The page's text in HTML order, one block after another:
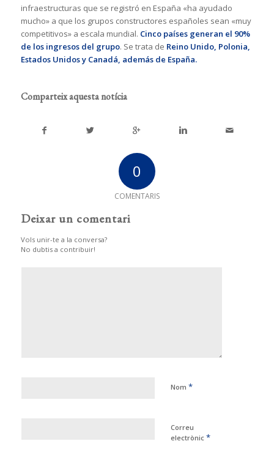
infraestructuras que se registró en España «ha ayudado
mucho» a que los grupos constructores españoles sean «muy
competitivos» a escala mundial. Cinco países generan el 90%
de los ingresos del grupo. Se trata de Reino Unido, Polonia,
Estados Unidos y Canadá, además de España.
Comparteix aquesta notícia
0
COMENTARIS
Deixar un comentari
Vols unir-te a la conversa?
No dubtis a contribuir!
Nom *
Correu
electrònic *